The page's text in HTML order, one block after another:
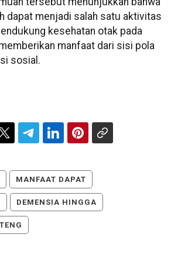
dapat menjadi salah satu aktivitas
kesehatan otak pada
manfaat dari sisi pola
sosial.
MANFAAT DAPAT
DEMENSIA HINGGA